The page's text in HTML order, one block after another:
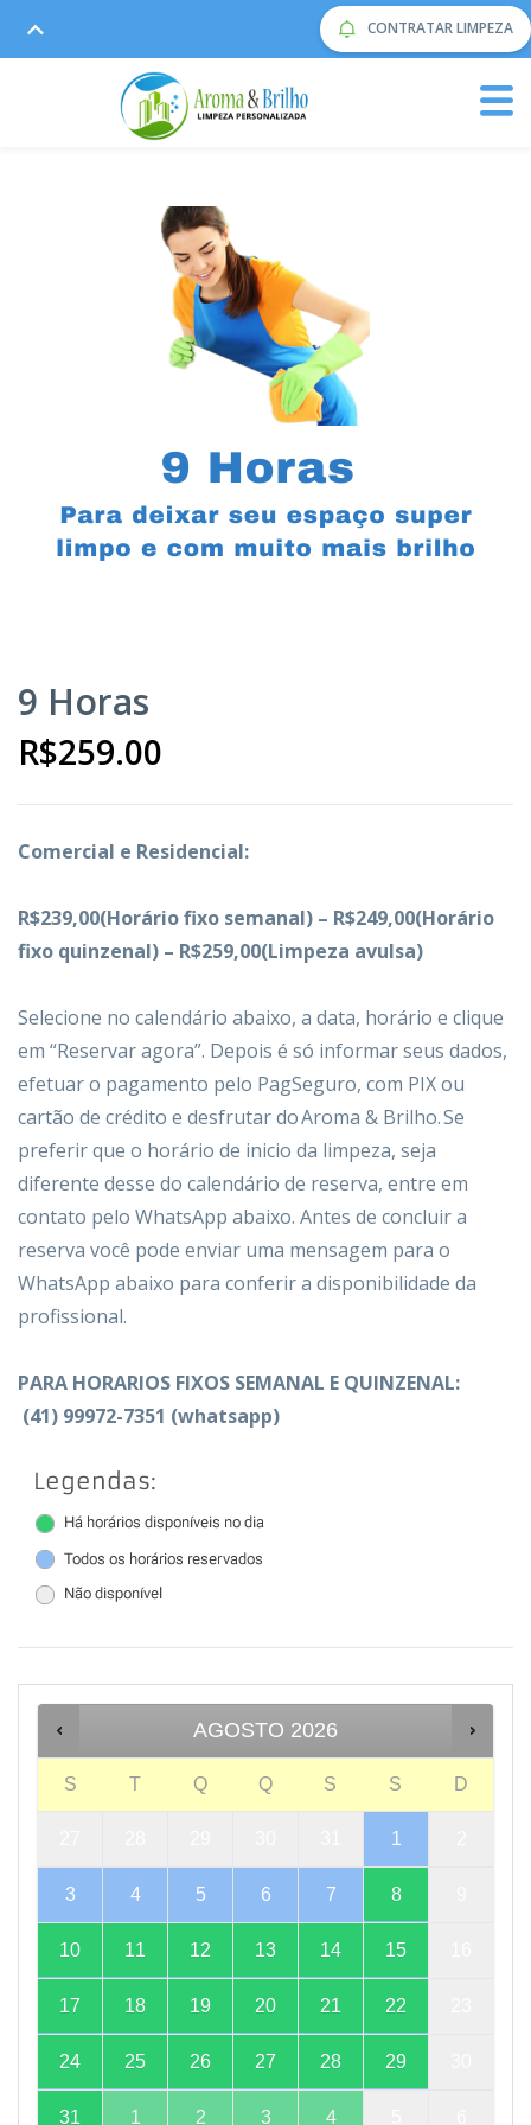
CONTRATAR LIMPEZA
9 Horas
R$259.00
Comercial e Residencial:
R$239,00(Horário fixo semanal) – R$249,00(Horário
fixo quinzenal) – R$259,00(Limpeza avulsa)
Selecione no calendário abaixo, a data, horário e clique
em “Reservar agora”. Depois é só informar seus dados,
efetuaro pagamento pelo PagSeguro, com PIX ou
cartão de crédito e desfrutar doAroma & Brilho. Se
preferir que o horário de inicio da limpeza, seja
diferente desse do calendário de reserva, entre em
contato pelo WhatsApp abaixo. Antes de concluir a
reserva você pode enviar uma mensagem para o
WhatsApp abaixo para conferir a disponibilidade da
profissional.
PARA HORARIOS FIXOS SEMANAL E QUINZENAL:
(41) 99972-7351 (whatsapp)
AGOSTO 2026
S T Q Q S S D
1
3 4 5 6 7 8
10 11 12 13 14 15
17 18 19 20 21 22
24 25 26 27 28 29
31 1 2 3 4